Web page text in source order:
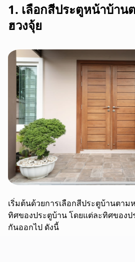
1. เลือกสีประตูหน้าบ้า
ฮวงจุ้ย
เริ่มต้นด้วยการเลือกสีประตูบ้านตาม
ทิศของประตูบ้าน โดยแต่ละทิศของ
กันออกไป ดังนี้